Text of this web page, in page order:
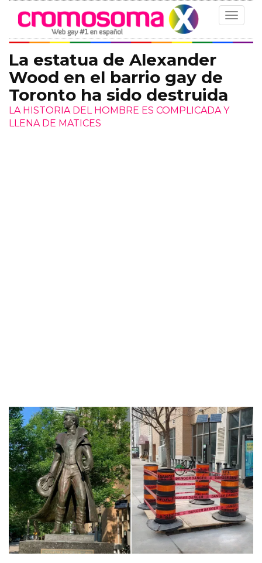
Toggle
La estatua de Alexander
Wood en el barrio gay de
Toronto ha sido destruida
LA HISTORIA DEL HOMBRE ES COMPLICADA Y
LLENA DE MATICES